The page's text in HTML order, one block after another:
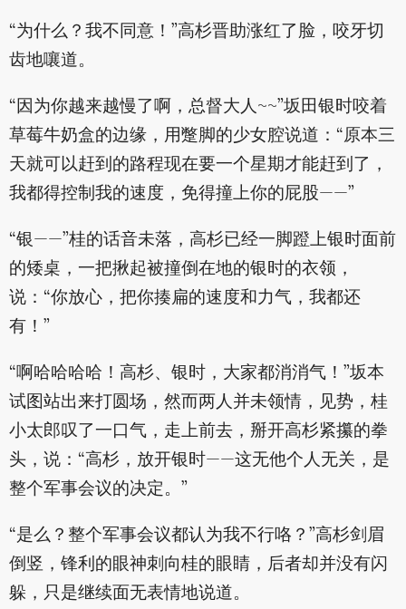
“为什么？我不同意！”高杉晋助涨红了脸，咬牙切
齿地嚷道。
“因为你越来越慢了啊，总督大人~~”坂田银时咬着
草莓牛奶盒的边缘，用蹩脚的少女腔说道：“原本三
天就可以赶到的路程现在要一个星期才能赶到了，
我都得控制我的速度，免得撞上你的屁股——”
“银——”桂的话音未落，高杉已经一脚蹬上银时面前
的矮桌，一把揪起被撞倒在地的银时的衣领，
说：“你放心，把你揍扁的速度和力气，我都还
有！”
“啊哈哈哈哈！高杉、银时，大家都消消气！”坂本
试图站出来打圆场，然而两人并未领情，见势，桂
小太郎叹了一口气，走上前去，掰开高杉紧攥的拳
头，说：“高杉，放开银时——这无他个人无关，是
整个军事会议的决定。”
“是么？整个军事会议都认为我不行咯？”高杉剑眉
倒竖，锋利的眼神刺向桂的眼睛，后者却并没有闪
躲，只是继续面无表情地说道。